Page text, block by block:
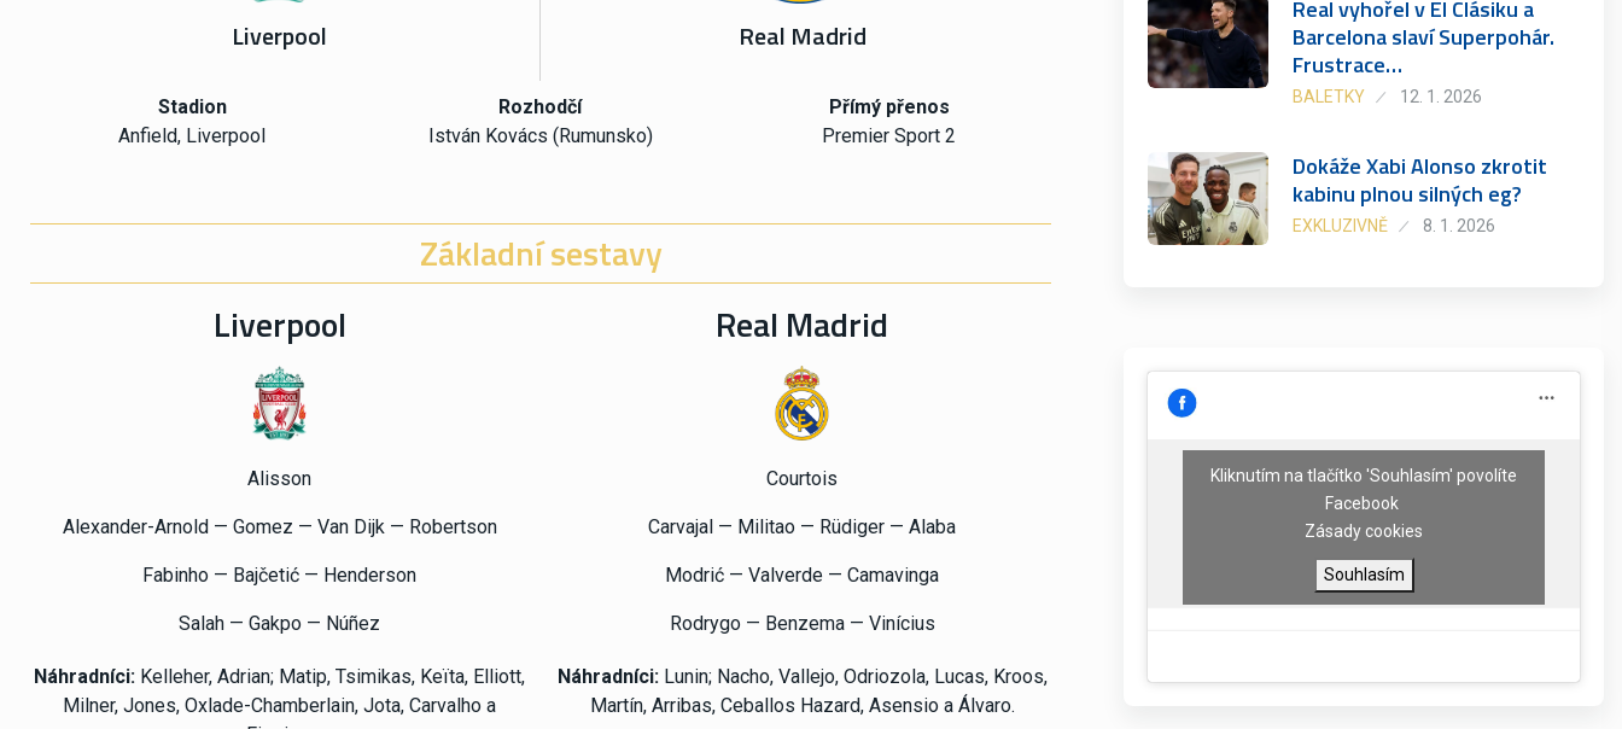
Liverpool Real Madrid
Stadion
Anfield, Liverpool
Rozhodčí
István Kovács (Rumunsko)
Přímý přenos
Premier Sport 2
Základní sestavy
Liverpool
Alisson
Alexander-Arnold — Gomez — Van Dijk — Robertson
Fabinho — Bajčetić — Henderson
Salah — Gakpo — Núñez
Náhradníci: Kelleher, Adrian; Matip, Tsimikas, Keïta, Elliott,
Milner, Jones, Oxlade-Chamberlain, Jota, Carvalho a
Real Madrid
Courtois
Carvajal — Militao — Rüdiger — Alaba
Modrić — Valverde — Camavinga
Rodrygo — Benzema — Vinícius
Náhradníci:Lunin; Nacho, Vallejo, Odriozola, Lucas, Kroos,
Martín, Arribas, Ceballos Hazard, Asensio a Álvaro.
Real vyhořel v El Clásiku a
Barcelona slaví Superpohár.
Frustrace…
BALETKY 12. 1. 2026
Dokáže Xabi Alonso zkrotit
kabinu plnou silných eg?
EXKLUZIVNĚ 8. 1. 2026
Kliknutím na tlačítko 'Souhlasím' povolíte
Facebook
Zásady cookies
Souhlasím